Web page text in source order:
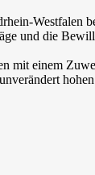
Westfalen
und die
mit einem